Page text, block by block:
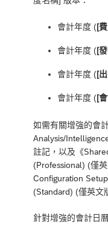
會計年度 ([
會計年度 ([
會計年度 ([
會計年度 ([
如需有關增強的會
Analysis/
註記，以及《
(Professional) (僅
Configuration
(Standard) (僅英文
針對增強的會計日